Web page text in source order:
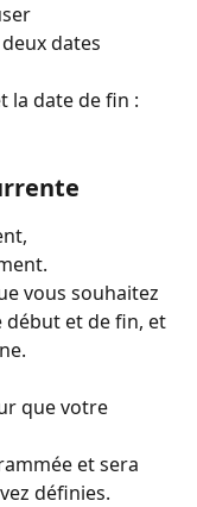
dates
la date de fin :
vous souhaitez
et de fin, et
que votre
et sera
définies.